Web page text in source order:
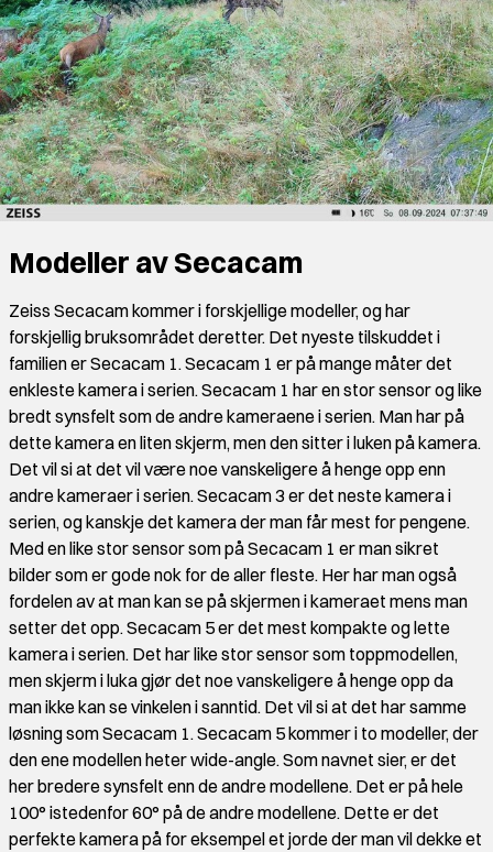
Modeller av Secacam
Zeiss Secacam kommer i forskjellige modeller, og har
forskjellig bruksområdet deretter. Det nyeste tilskuddet i
familien er Secacam 1. Secacam 1 er på mange måter det
enkleste kamera i serien. Secacam 1 har en stor sensor og like
bredt synsfelt som de andre kameraene i serien. Man har på
dette kamera en liten skjerm, men den sitter i luken på kamera.
Det vil si at det vil være noe vanskeligere å henge opp enn
andre kameraer i serien. Secacam 3 er det neste kamera i
serien, og kanskje det kamera der man får mest for pengene.
Med en like stor sensor som på Secacam 1 er man sikret
bilder som er gode nok for de aller fleste. Her har man også
fordelen av at man kan se på skjermen i kameraet mens man
setter det opp. Secacam 5 er det mest kompakte og lette
kamera i serien. Det har like stor sensor som toppmodellen,
men skjerm i luka gjør det noe vanskeligere å henge opp da
man ikke kan se vinkelen i sanntid. Det vil si at det har samme
løsning som Secacam 1. Secacam 5 kommer i to modeller, der
den ene modellen heter wide-angle. Som navnet sier, er det
her bredere synsfelt enn de andre modellene. Det er på hele
100° istedenfor 60° på de andre modellene. Dette er det
perfekte kamera på for eksempel et jorde der man vil dekke et